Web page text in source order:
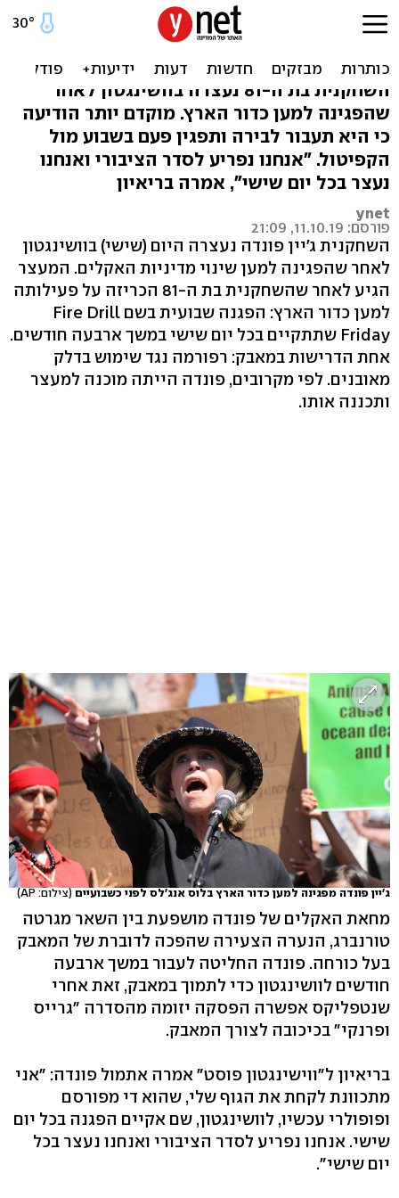
בגיל 81: ג'יין פונדה נעצרה
השחקנית בת ה-81 נעצרה בוושינגטון לאחר
שהפגינה למען כדור הארץ. מוקדם יותר הודיעה
כי היא תעבור לבירה ותפגין פעם בשבוע מול
הקפיטול. "אנחנו נפריע לסדר הציבורי ואנחנו
נעצר בכל יום שישי", אמרה בריאיון
ynet
פורסם: 11.10.19, 21:09
השחקנית ג'יין פונדה נעצרה היום (שישי) בוושינגטון
לאחר שהפגינה למען שינוי מדיניות האקלים. המעצר
הגיע לאחר שהשחקנית בת ה-81 הכריזה על פעילותה
למען כדור הארץ: הפגנה שבועית בשם Fire Drill
Friday שתתקיים בכל יום שישי במשך ארבעה חודשים.
אחת הדרישות במאבק: רפורמה נגד שימוש בדלק
מאובנים. לפי מקרובים, פונדה הייתה מוכנה למעצר
ותכננה אותו.
ג'יין פונדה מפגינה למען כדור הארץ בלוס אנג'לס לפני כשבועיים (צילום: AP)
מחאת האקלים של פונדה מושפעת בין השאר מגרטה
טורנברג, הנערה הצעירה שהפכה לדוברת של המאבק
בעל כורחה. פונדה החליטה לעבור במשך ארבעה
חודשים לוושינגטון כדי לתמוך במאבק, זאת אחרי
שנטפליקס אפשרה הפסקה יזומה מהסדרה "גרייס
ופרנקי" בכיכובה לצורך המאבק.
בריאיון ל"ווישינגטון פוסט" אמרה אתמול פונדה: "אני
מתכוונת לקחת את הגוף שלי, שהוא די מפורסם
ופופולרי עכשיו, לוושינגטון, שם אקיים הפגנה בכל יום
שישי. אנחנו נפריע לסדר הציבורי ואנחנו נעצר בכל
יום שישי".